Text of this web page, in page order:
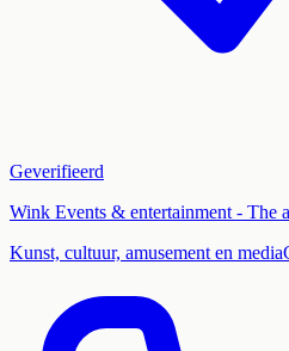
Geverifieerd
Wink Events & entertainment - The
Kunst, cultuur, amusement en media